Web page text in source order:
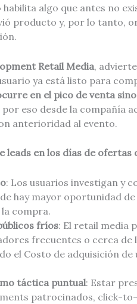
algo que antes no
producto y, por lo tanto,
Retail Media,
ya está listo para
en el pico de venta
eso desde la compañía
anterioridad al evento.
en los días de ofertas
: Los usuarios investigan y
hay mayor oportunidad
compra.
fríos: El retail media
frecuentes o cerca de
el Costo de adquisición de
táctica puntual: Estar
patrocinados, click-